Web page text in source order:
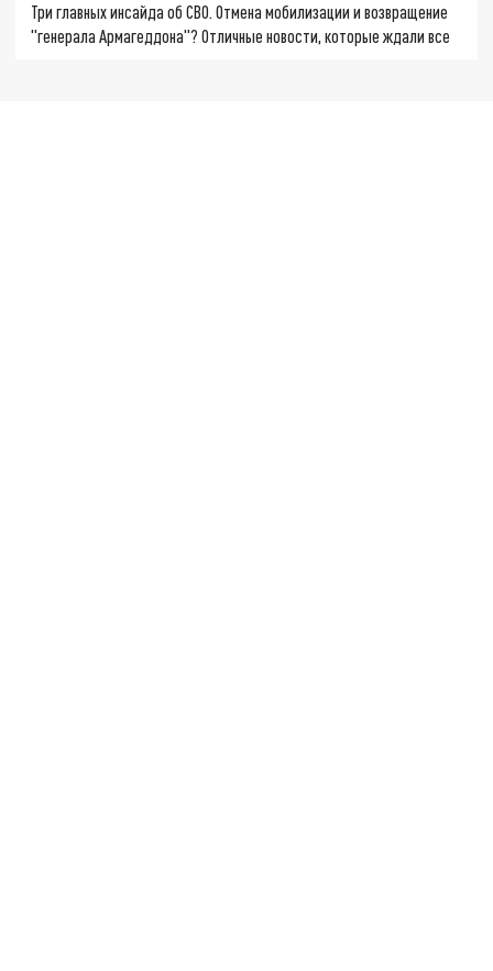
Три главных инсайда об СВО. Отмена мобилизации и возвращение
"генерала Армагеддона"? Отличные новости, которые ждали все